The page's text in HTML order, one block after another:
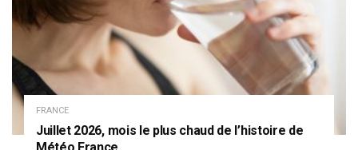
FRANCE
Juillet 2026, mois le plus chaud de l’histoire de